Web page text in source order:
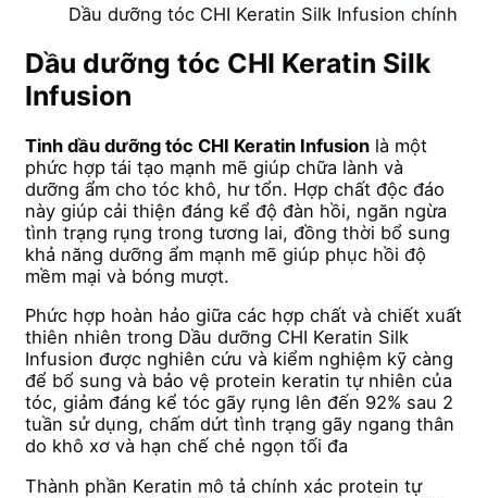
Dầu dưỡng tóc CHI Keratin Silk Infusion chính
Dầu dưỡng tóc CHI Keratin Silk
Infusion
Tinh dầu dưỡng tóc CHI Keratin Infusion là một
phức hợp tái tạo mạnh mẽ giúp chữa lành và
dưỡng ẩm cho tóc khô, hư tổn. Hợp chất độc đáo
này giúp cải thiện đáng kể độ đàn hồi, ngăn ngừa
tình trạng rụng trong tương lai, đồng thời bổ sung
khả năng dưỡng ẩm mạnh mẽ giúp phục hồi độ
mềm mại và bóng mượt.
Phức hợp hoàn hảo giữa các hợp chất và chiết xuất
thiên nhiên trong Dầu dưỡng CHI Keratin Silk
Infusion được nghiên cứu và kiểm nghiệm kỹ càng
để bổ sung và bảo vệ protein keratin tự nhiên của
tóc, giảm đáng kể tóc gãy rụng lên đến 92% sau 2
tuần sử dụng, chấm dứt tình trạng gãy ngang thân
do khô xơ và hạn chế chẻ ngọn tối đa
Thành phần Keratin mô tả chính xác protein tự